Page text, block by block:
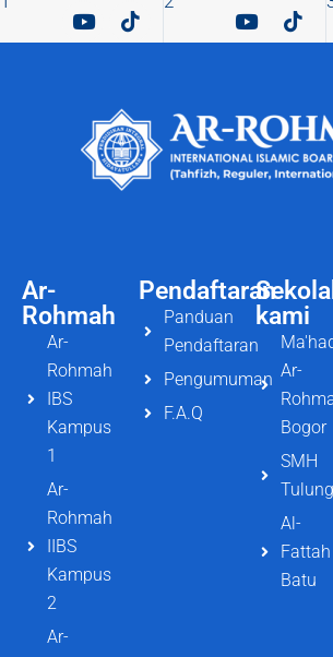
Ar-
Rohmah
Ar-
Rohmah
IBS
Kampus
1
Ar-
Rohmah
IIBS
Kampus
2
Ar-
Pendaftaran
Panduan
Pendaftaran
Pengumuman
F.A.Q
kami
Ar-
Bogor
SMH
Al-
Fattah
Batu